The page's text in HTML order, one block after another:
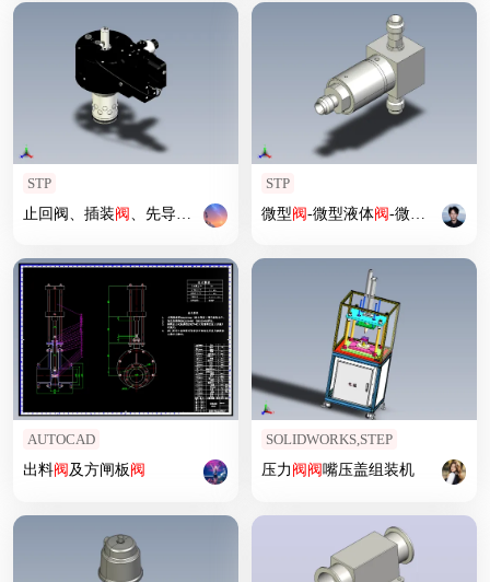
STP
止回阀、插装阀 、先导 -插装阀 -液压插装阀-液压二通插装 系列图
STP
微型阀-微型液体阀-微小型分配
AUTOCAD
出料阀及方闸板阀
SOLIDWORKS,STEP
压力阀阀嘴压盖组装机